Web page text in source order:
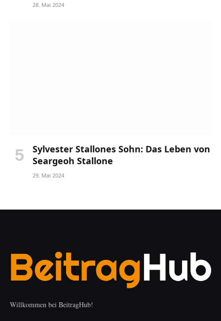
28. Mai 2024
Sylvester Stallones Sohn: Das Leben von
Seargeoh Stallone
29. Mai 2024
Willkommen bei BeitragHub!